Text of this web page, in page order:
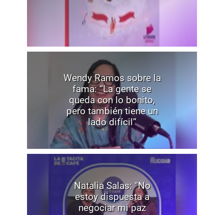
Wendy Ramos sobre la
fama: “La gente se
queda con lo bonito,
pero también tiene un
lado difícil”
Natalia Salas: “No
estoy dispuesta a
negociar mi paz